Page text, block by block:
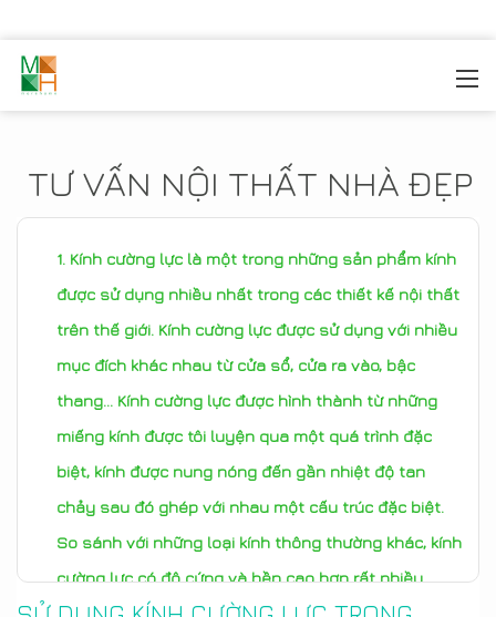
TƯ VẤN NỘI THẤT NHÀ ĐẸP
Kính cường lực là một trong những sản phẩm kính
được sử dụng nhiều nhất trong các thiết kế nội thất
trên thế giới. Kính cường lực được sử dụng với nhiều
mục đích khác nhau từ cửa sổ, cửa ra vào, bậc
thang... Kính cường lực được hình thành từ những
miếng kính được tôi luyện qua một quá trình đặc
biệt, kính được nung nóng đến gần nhiệt độ tan
chảy sau đó ghép với nhau một cấu trúc đặc biệt.
So sánh với những loại kính thông thường khác, kính
cường lực có độ cứng và bền cao hơn rất nhiều
khiến chúng có thể được sử dụng với những mục